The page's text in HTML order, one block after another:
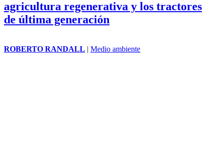
agricultura regenerativa y los tractores
de última generación
ROBERTO RANDALL | Medio ambiente